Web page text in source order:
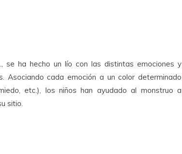
se ha hecho un lío con las distintas emociones y
Asociando cada emoción a un color determinado
etc.), los niños han ayudado al monstruo a
sitio.